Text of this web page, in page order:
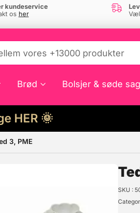
kundeservice
os her
Brød Bolsjer & søde
HER 🌞
have din interesse?
3, PME
SKU